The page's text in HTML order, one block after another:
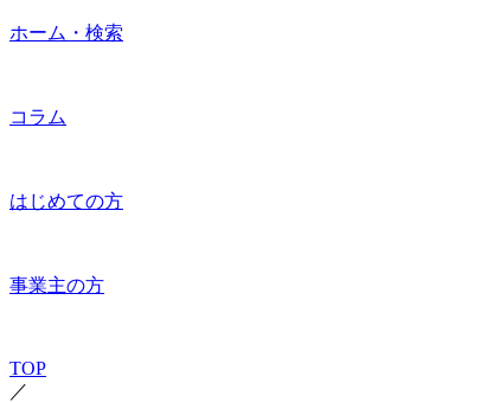
ホーム・検索
コラム
はじめての方
事業主の方
TOP
／